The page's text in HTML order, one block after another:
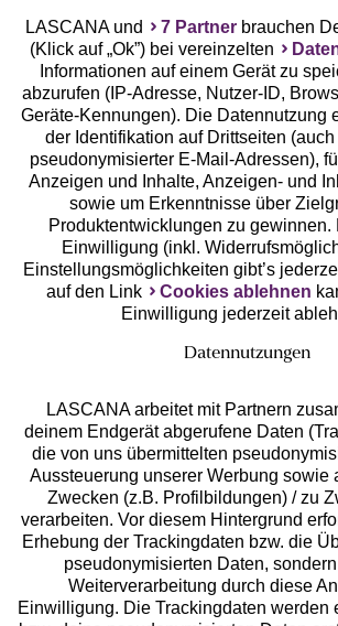
Geprüfte Sicherheit
Unsere Apps
Services
Beratung
Über uns
LASCANA und 7 Partner brauchen
(Klick auf „Ok”) bei vereinzelten
Informationen auf einem Gerät zu
abzurufen (IP-Adresse, Nutzer-ID,
Geräte-Kennungen). Die Datennutzung
der Identifikation auf Drittseiten
pseudonymisierter E-Mail-Adressen),
Anzeigen und Inhalte, Anzeigen- und
sowie um Erkenntnisse über
Produktentwicklungen zu gewinnen.
Einwilligung (inkl.
Einstellungsmöglichkeiten gibt’s
auf den Link
Cookies ablehnen
Einwilligung jederzeit
Datennutzungen
LASCANA arbeitet mit Partnern
deinem Endgerät abgerufene Daten
die von uns übermittelten
Aussteuerung unserer Werbung sowie
Zwecken (z.B. Profilbildungen) / zu
verarbeiten. Vor diesem Hintergrund
Erhebung der Trackingdaten bzw. die
pseudonymisierten Daten,
Weiterverarbeitung durch diese
Einwilligung. Die Trackingdaten werden